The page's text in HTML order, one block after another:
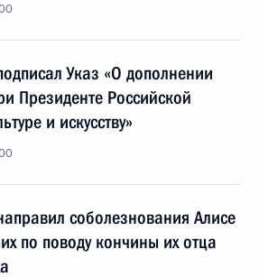
Указ «О дополнении
Президенте Российской
и искусству»
соболезнования Алисе
по поводу кончины их отца